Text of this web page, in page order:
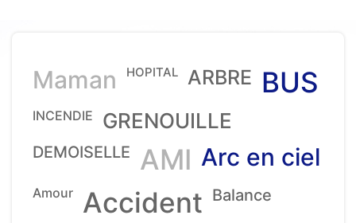
Maman HOPITAL ARBRE BUS
INCENDIE GRENOUILLE
DEMOISELLE AMI Arc en ciel
Amour Accident Balance